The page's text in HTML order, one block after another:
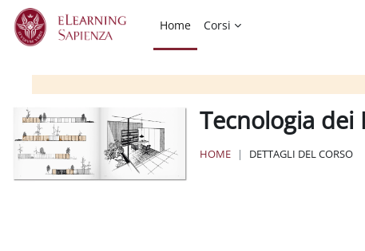
Vai al contenuto principale
Home
Corsi
Tecnologia
HOME DETTAGLI DEL CORSO